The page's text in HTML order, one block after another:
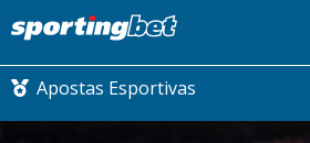
Apostas Esportivas